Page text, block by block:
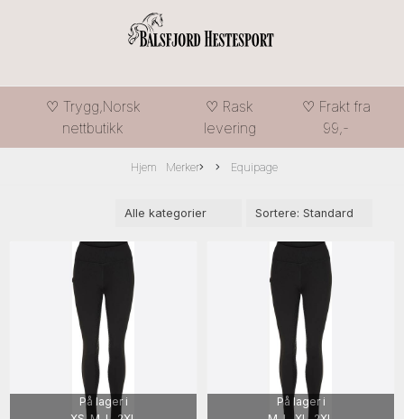
♡ Trygg,Norsk
nettbutikk
♡ Rask
levering
♡ Frakt fra
99,-
Hjem Merker Equipage
På lager i
På lager i